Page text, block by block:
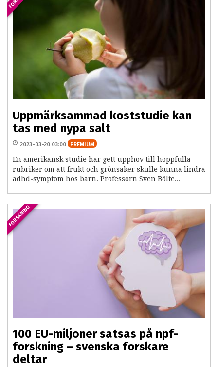
Uppmärksammad koststudie kan
tas med nypa salt
2023-03-20 03:00 PREMIUM
En amerikansk studie har gett upphov till hoppfulla
rubriker om att frukt och grönsaker skulle kunna lindra
adhd-symptom hos barn. Professorn Sven Bölte...
FORSKNING
100 EU-miljoner satsas på npf-
forskning – svenska forskare
deltar